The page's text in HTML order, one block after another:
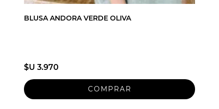
BLUSA ANDORA VERDE OLIVA
$U 3.970